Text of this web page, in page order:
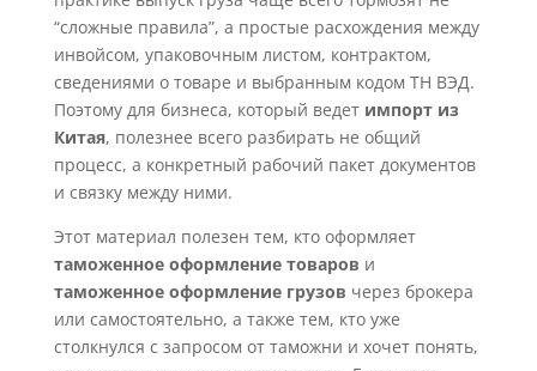
“сложные правила”, а простые расхождения между
инвойсом, упаковочным листом, контрактом,
сведениями о товаре и выбранным кодом ТН ВЭД.
Поэтому для бизнеса, который ведет импорт из
Китая, полезнее всего разбирать не общий
процесс, а конкретный рабочий пакет документов
и связку между ними.
Этот материал полезен тем, кто оформляет
таможенное оформление товаров и
таможенное оформление грузов через брокера
или самостоятельно, а также тем, кто уже
столкнулся с запросом от таможни и хочет понять,